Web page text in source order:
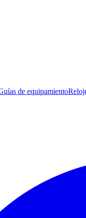
de equipamiento